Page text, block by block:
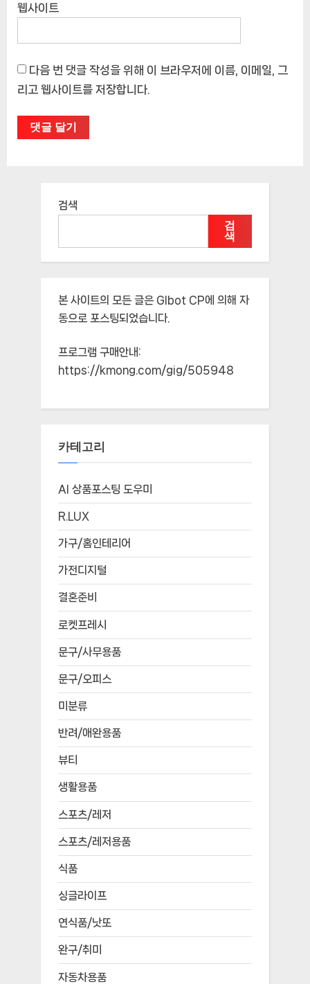
웹사이트
다음 번 댓글 작성을 위해 이 브라우저에 이름, 이메일, 그
리고 웹사이트를 저장합니다.
검색
검
색
본 사이트의 모든 글은 Glbot CP에 의해 자
동으로 포스팅되었습니다.
프로그램 구매안내:
https://kmong.com/gig/505948
카테고리
AI 상품포스팅 도우미
R.LUX
가구/홈인테리어
가전디지털
결혼준비
로켓프레시
문구/사무용품
문구/오피스
미분류
반려/애완용품
뷰티
생활용품
스포츠/레저
스포츠/레저용품
식품
싱글라이프
연식품/낫또
완구/취미
자동차용품